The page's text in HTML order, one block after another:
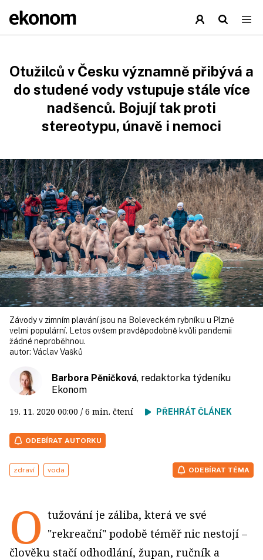
Otužilců v Česku významně přibývá a
do studené vody vstupuje stále více
nadšenců. Bojují tak proti
stereotypu, únavě i nemoci
Závody v zimním plavání jsou na Boleveckém rybníku u Plzně
velmi populární. Letos ovšem pravděpodobně kvůli pandemii
žádné neproběhnou.
autor: Václav Vašků
Barbora Pěničková, redaktorka týdeníku
Ekonom
19. 11. 2020 00:00 / 6 min. čtení PŘEHRÁT ČLÁNEK
ODEBÍRAT AUTORKU
zdraví voda ODEBÍRAT TÉMA
O tužování je záliba, která ve své
"rekreační" podobě téměř nic nestojí –
člověku stačí odhodlání, župan, ručník a